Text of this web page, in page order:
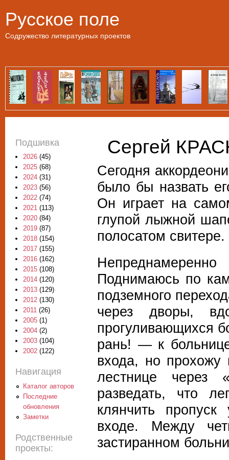
Русское поле
Содружество литературных проектов
Сергей
Сегодня
было бы назвать
Он играет на
глупой лыжной
полосатом
Поднимаюсь по
подземного
через дворы,
прогуливающихся
рань! — к
входа, но
лестнице через
разведать, что
клянчить
входе. Между
застиранном
Подшивка
2026 (45)
2025 (68)
2024 (31)
2023 (56)
2022 (74)
2021 (113)
2020 (84)
2019 (87)
2018 (154)
2017 (155)
2016 (162)
2015 (108)
2014 (120)
2013 (129)
2012 (130)
2011 (26)
2005 (1)
2004 (2)
2003 (104)
2002 (122)
Навигация
Каталог авторов
Последние
обновления
Заметки
Родственные
проекты: